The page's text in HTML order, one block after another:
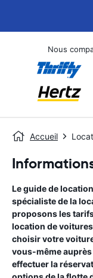
Nous
Accueil
Le guide de
spécialiste de la
proposons les
location de
choisir votre
vous-même
effectuer la